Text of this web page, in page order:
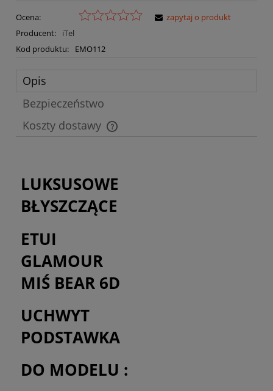
Ocena:
Producent:
iTel
Kod produktu:
EMO112
zapytaj o produkt
Opis
Bezpieczeństwo
Koszty dostawy
Cena nie zawiera ewentualnych kosztów płatności
LUKSUSOWE
BŁYSZCZĄCE
ETUI
GLAMOUR
MIŚ BEAR 6D
UCHWYT
PODSTAWKA
DO MODELU :